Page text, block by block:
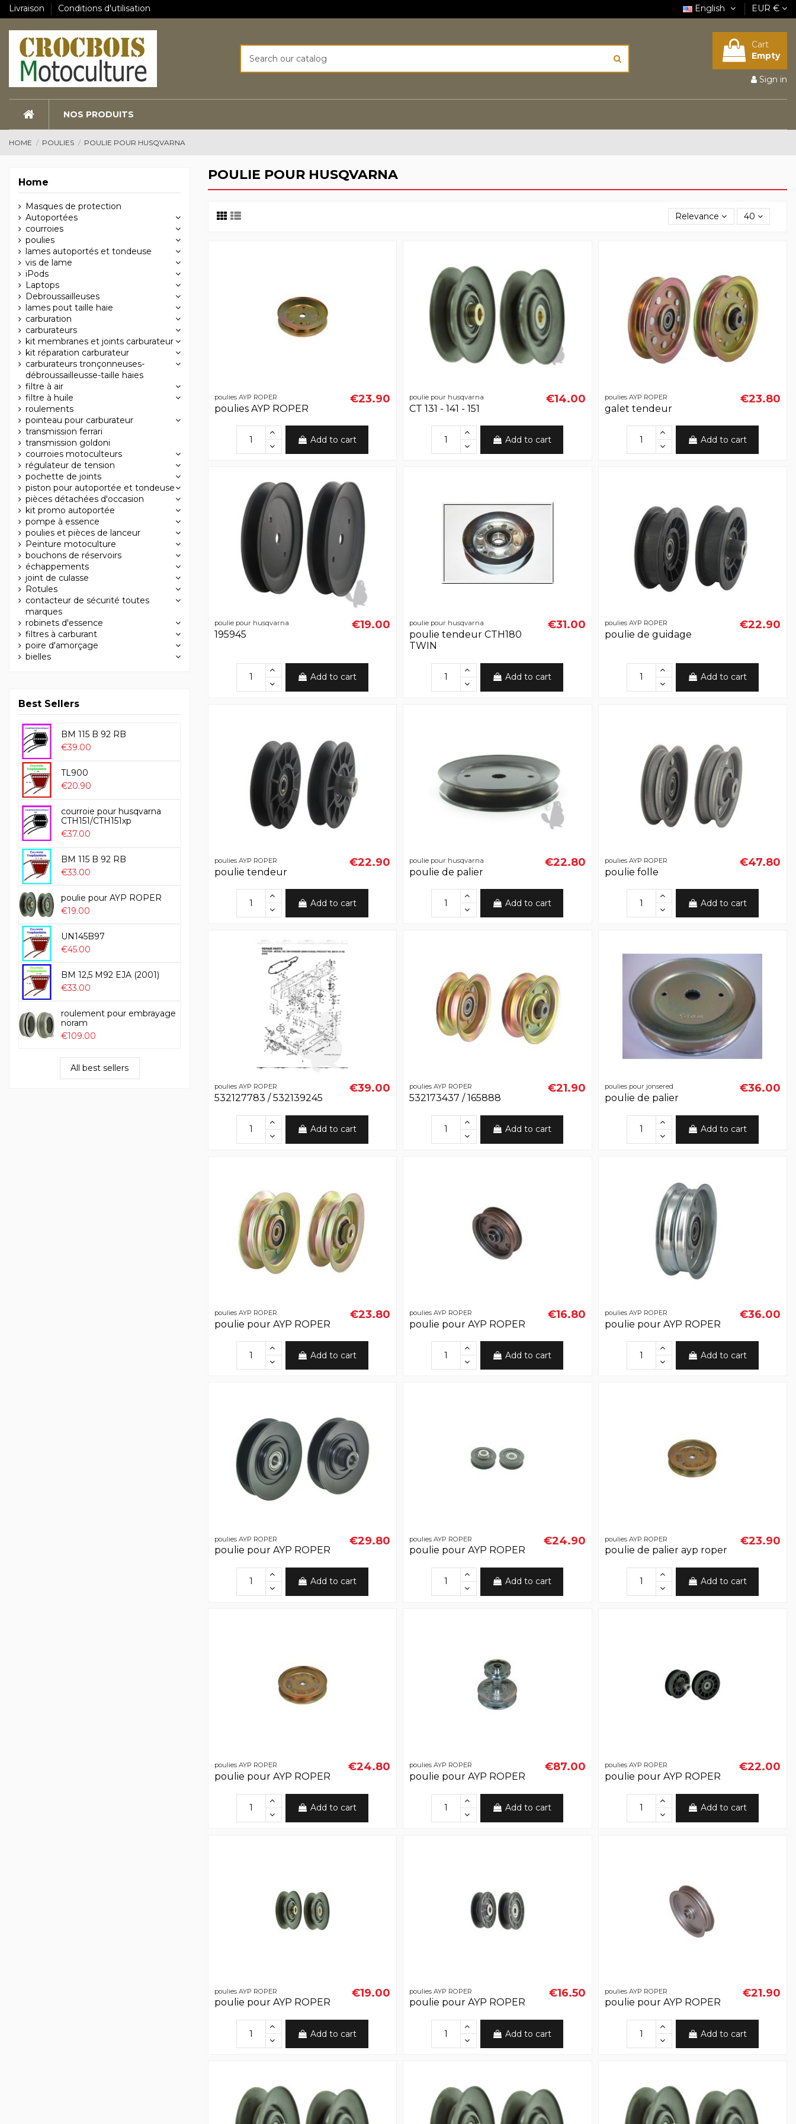
Livraison Conditions d'utilisation English EUR €
Cart
Empty
Sign in
NOS PRODUITS
HOME POULIES POULIE POUR HUSQVARNA
POULIE POUR HUSQVARNA
Relevance 40
poulies AYP ROPER
poulies AYP ROPER
€23.90
Add to cart
poulie pour husqvarna
CT 131 - 141 - 151
€14.00
Add to cart
poulies AYP ROPER
galet tendeur
€23.80
Add to cart
poulie pour husqvarna
195945
€19.00
Add to cart
poulie pour husqvarna
poulie tendeur CTH180
TWIN
€31.00
Add to cart
poulies AYP ROPER
poulie de guidage
€22.90
Add to cart
poulies AYP ROPER
poulie tendeur
€22.90
Add to cart
poulie pour husqvarna
poulie de palier
€22.80
Add to cart
poulies AYP ROPER
poulie folle
€47.80
Add to cart
poulies AYP ROPER
532127783 / 532139245
€39.00
Add to cart
poulies AYP ROPER
532173437 / 165888
€21.90
Add to cart
poulies pour jonsered
poulie de palier
€36.00
Add to cart
poulies AYP ROPER
poulie pour AYP ROPER
€23.80
Add to cart
poulies AYP ROPER
poulie pour AYP ROPER
€16.80
Add to cart
poulies AYP ROPER
poulie pour AYP ROPER
€36.00
Add to cart
poulies AYP ROPER
poulie pour AYP ROPER
€29.80
Add to cart
poulies AYP ROPER
poulie pour AYP ROPER
€24.90
Add to cart
poulies AYP ROPER
poulie de palier ayp roper
€23.90
Add to cart
poulies AYP ROPER
poulie pour AYP ROPER
€24.80
Add to cart
poulies AYP ROPER
poulie pour AYP ROPER
€87.00
Add to cart
poulies AYP ROPER
poulie pour AYP ROPER
€22.00
Add to cart
poulies AYP ROPER
poulie pour AYP ROPER
€19.00
Add to cart
poulies AYP ROPER
poulie pour AYP ROPER
€16.50
Add to cart
poulies AYP ROPER
poulie pour AYP ROPER
€21.90
Add to cart
Home
Masques de protection
Autoportées
courroies
poulies
lames autoportés et tondeuse
vis de lame
iPods
Laptops
Debroussailleuses
lames pout taille haie
carburation
carburateurs
kit membranes et joints carburateur
kit réparation carburateur
carburateurs tronçonneuses-
débroussailleusse-taille haies
filtre à air
filtre à huile
roulements
pointeau pour carburateur
transmission ferrari
transmission goldoni
courroies motoculteurs
régulateur de tension
pochette de joints
piston pour autoportée et tondeuse
pièces détachées d'occasion
kit promo autoportée
pompe à essence
poulies et pièces de lanceur
Peinture motoculture
bouchons de réservoirs
échappements
joint de culasse
Rotules
contacteur de sécurité toutes
marques
robinets d'essence
filtres à carburant
poire d'amorçage
bielles
Best Sellers
BM 115 B 92 RB
€39.00
TL900
€20.90
courroie pour husqvarna
CTH151/CTH151xp
€37.00
BM 115 B 92 RB
€33.00
poulie pour AYP ROPER
€19.00
UN145B97
€45.00
BM 12,5 M92 EJA (2001)
€33.00
roulement pour embrayage
noram
€109.00
All best sellers